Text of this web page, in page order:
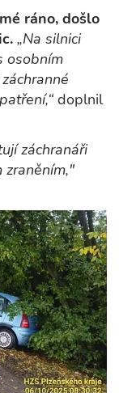
ráno, došlo
„Na silnici
osobním
doplnil
záchranáři
zraněním,"